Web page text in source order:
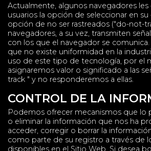
Actualmente, algunos navegadores les
usuarios la opción de seleccionar en
opción de no ser rastreados ("do-not-
navegadores, a su vez, transmiten
con los que el navegador se
que no existe uniformidad en la
uso de este tipo de tecnología, por el
asignaremos valor o significado a las
track " y no responderemos a ellas.
CONTROL DE LA
Podemos ofrecer mecanismos que lo
o eliminar la información que nos ha
acceder, corregir o borrar la
como parte de su registro a través de
disponibles en el Sitio Web. Si desea